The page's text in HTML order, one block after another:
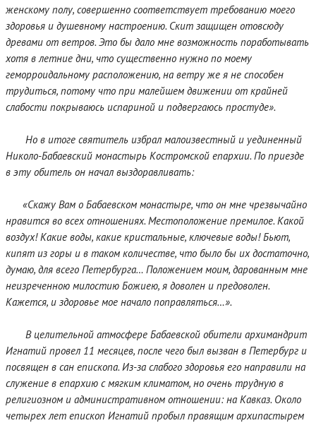
женскому полу, совершенно соответствует требованию моего
здоровья и душевному настроению. Скит защищен отовсюду
древами от ветров. Это бы дало мне возможность поработывать
хотя в летние дни, что существенно нужно по моему
геморроидальному расположению, на ветру же я не способен
трудиться, потому что при малейшем движении от крайней
слабости покрываюсь испариной и подвергаюсь простуде».
Но в итоге святитель избрал малоизвестный и уединенный
Николо-Бабаевский монастырь Костромской епархии. По приезде
в эту обитель он начал выздоравливать:
«Скажу Вам о Бабаевском монастыре, что он мне чрезвычайно
нравится во всех отношениях. Местоположение премилое. Какой
воздух! Какие воды, какие кристальные, ключевые воды! Бьют,
кипят из горы и в таком количестве, что было бы их достаточно,
думаю, для всего Петербурга… Положением моим, дарованным мне
неизреченною милостию Божиею, я доволен и предоволен.
Кажется, и здоровье мое начало поправляться…».
В целительной атмосфере Бабаевской обители архимандрит
Игнатий провел 11 месяцев, после чего был вызван в Петербург и
посвящен в сан епископа. Из-за слабого здоровья его направили на
служение в епархию с мягким климатом, но очень трудную в
религиозном и административном отношении: на Кавказ. Около
четырех лет епископ Игнатий пробыл правящим архипастырем